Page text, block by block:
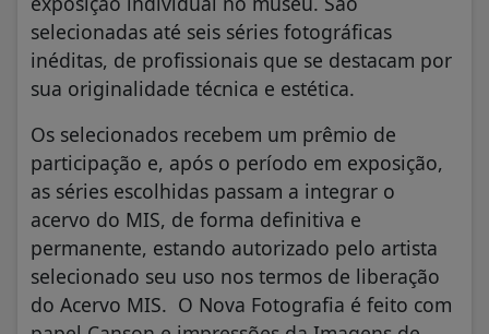
selecionadas até seis séries fotográficas
inéditas, de profissionais que se destacam por
sua originalidade técnica e estética.
Os selecionados recebem um prêmio de
participação e, após o período em exposição,
as séries escolhidas passam a integrar o
acervo do MIS, de forma definitiva e
permanente, estando autorizado pelo artista
selecionado seu uso nos termos de liberação
do Acervo MIS. O Nova Fotografia é feito com